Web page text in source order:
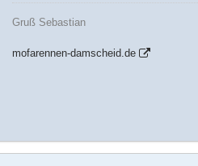
Gruß Sebastian
mofarennen-damscheid.de